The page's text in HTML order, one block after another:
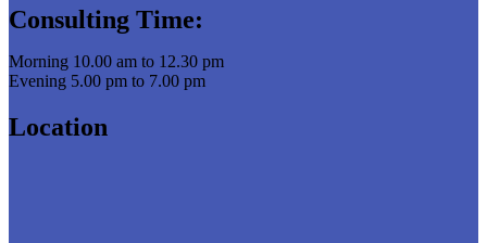
Consulting Time:
Morning 10.00 am to 12.30 pm
Evening 5.00 pm to 7.00 pm
Location